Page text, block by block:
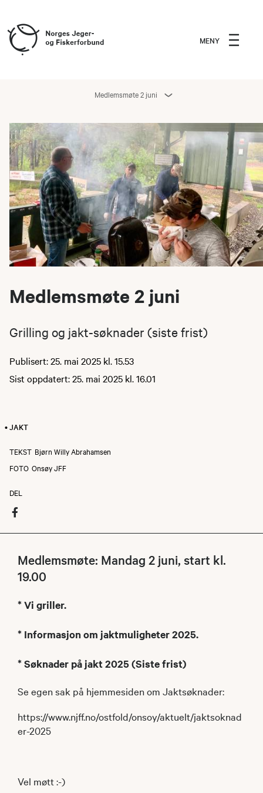
MENY
Medlemsmøte 2 juni
Medlemsmøte 2 juni
Grilling og jakt-søknader (siste frist)
Publisert: 25. mai 2025 kl. 15.53
Sist oppdatert: 25. mai 2025 kl. 16.01
• JAKT
TEKST Bjørn Willy Abrahamsen
FOTO Onsøy JFF
DEL
Medlemsmøte: Mandag 2 juni, start kl.
19.00
* Vi griller.
* Informasjon om jaktmuligheter 2025.
* Søknader på jakt 2025 (Siste frist)
Se egen sak på hjemmesiden om Jaktsøknader:
https://www.njff.no/ostfold/onsoy/aktuelt/jaktsoknad
er-2025
Vel møtt :-)